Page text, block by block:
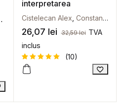
interpretarea
cinemaului românesc
contemporan
Cistelecan Alex Constantinovici Dora
26,07 lei 32,59lei TVA
inclus
Evaluat la
10
clienți
(10)